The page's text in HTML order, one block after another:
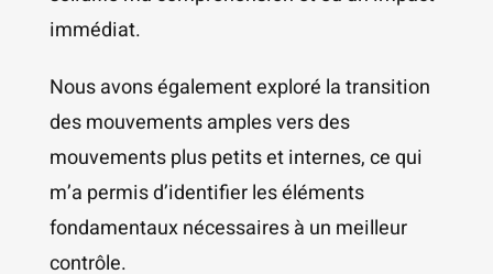
immédiat.
Nous avons également exploré la transition
des mouvements amples vers des
mouvements plus petits et internes, ce qui
m’a permis d’identifier les éléments
fondamentaux nécessaires à un meilleur
contrôle.